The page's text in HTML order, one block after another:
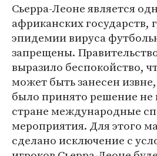
Сьерра-Леоне является
африканских государств,
эпидемии вируса
запрещены.
выразило беспокойство,
может быть занесен извне,
было принято решение не
стране международные
мероприятия. Для этого
сделано исключение с